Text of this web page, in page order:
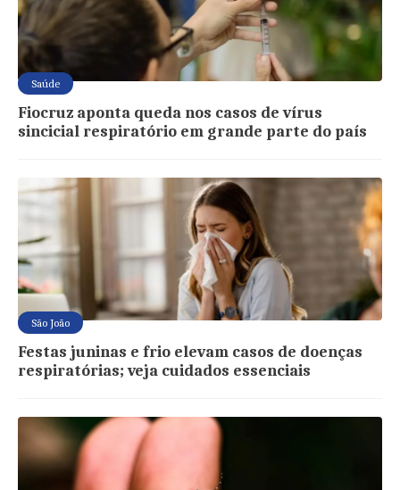
Saúde
Fiocruz aponta queda nos casos de vírus
sincicial respiratório em grande parte do país
São João
Festas juninas e frio elevam casos de doenças
respiratórias; veja cuidados essenciais